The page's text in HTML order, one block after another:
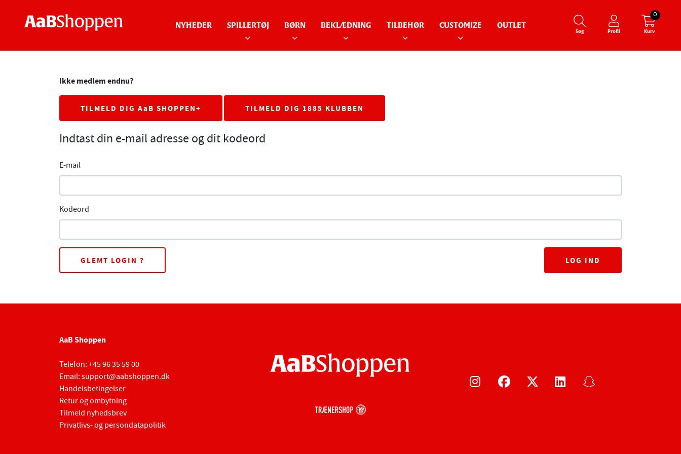
NYHEDER SPILLERTØJ BØRN BEKLÆDNING TILBEHØR CUSTOMIZE OUTLET
Søg Profil Kurv
0
Ikke medlem endnu?
TILMELD DIG AaB SHOPPEN+ TILMELD DIG 1885 KLUBBEN
Indtast din e-mail adresse og dit kodeord
E-mail
Kodeord
LOG IND
GLEMT LOGIN ?
AaB Shoppen
Telefon: +45 96 35 59 00
Email: support@aabshoppen.dk
Handelsbetingelser
Retur og ombytning
Tilmeld nyhedsbrev
Privatlivs- og persondatapolitik